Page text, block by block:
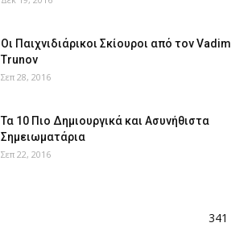
Οι Παιχνιδιάρικοι Σκίουροι από τον Vadim
Trunov
Σεπ 28, 2016
Τα 10 Πιο Δημιουργικά και Ασυνήθιστα
Σημειωματάρια
Σεπ 22, 2016
341